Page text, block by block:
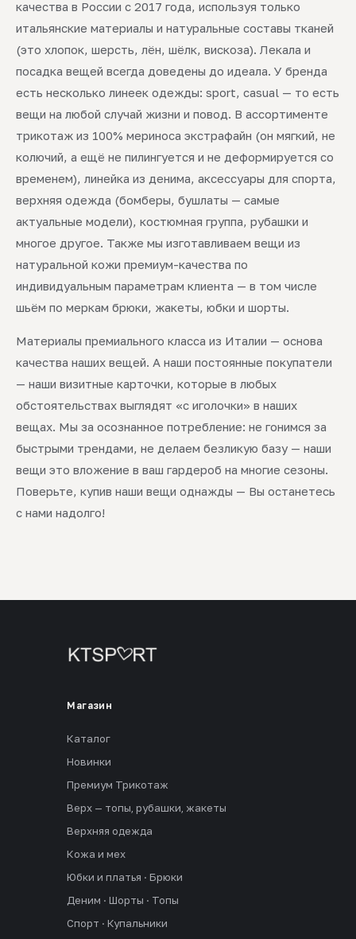
качества в России с 2017 года, используя только
итальянские материалы и натуральные составы тканей
(это хлопок, шерсть, лён, шёлк, вискоза). Лекала и
посадка вещей всегда доведены до идеала. У бренда
есть несколько линеек одежды: sport, casual — то есть
вещи на любой случай жизни и повод. В ассортименте
трикотаж из 100% мериноса экстрафайн (он мягкий, не
колючий, а ещё не пилингуется и не деформируется со
временем), линейка из денима, аксессуары для спорта,
верхняя одежда (бомберы, бушлаты — самые
актуальные модели), костюмная группа, рубашки и
многое другое. Также мы изготавливаем вещи из
натуральной кожи премиум-качества по
индивидуальным параметрам клиента — в том числе
шьём по меркам брюки, жакеты, юбки и шорты.
Материалы премиального класса из Италии — основа
качества наших вещей. А наши постоянные покупатели
— наши визитные карточки, которые в любых
обстоятельствах выглядят «с иголочки» в наших
вещах. Мы за осознанное потребление: не гонимся за
быстрыми трендами, не делаем безликую базу — наши
вещи это вложение в ваш гардероб на многие сезоны.
Поверьте, купив наши вещи однажды — Вы останетесь
с нами надолго!
Магазин
Каталог
Новинки
Премиум Трикотаж
Верх — топы, рубашки, жакеты
Верхняя одежда
Кожа и мех
Юбки и платья · Брюки
Деним · Шорты · Топы
Спорт · Купальники